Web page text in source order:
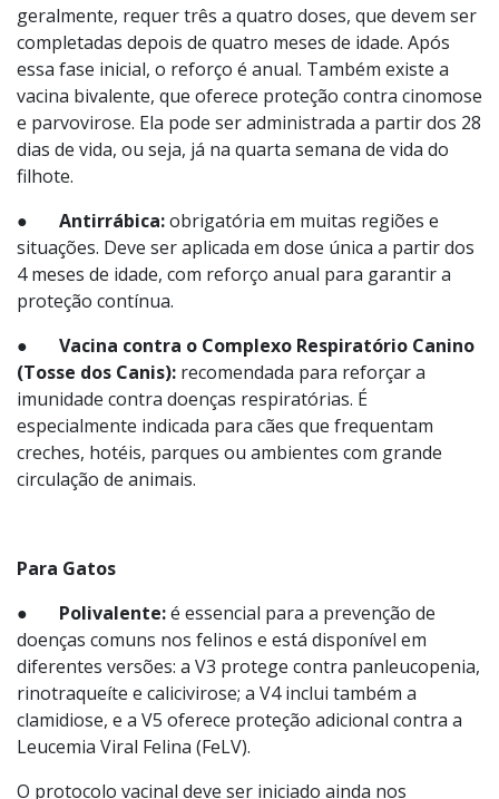
●Polivalente:conhecida popularmente como V8 ou
V10, protege contra diversas doenças, incluindo
cinomose, parvovirose, leptospirose, entre outras. Ela
pode ser aplicada a partir dos 42 dias de vida e,
geralmente, requer três a quatro doses, que devem ser
completadas depois de quatro meses de idade. Após
essa fase inicial, o reforço é anual. Também existe a
e parvovirose. Ela pode ser administrada a partir dos 28
dias de vida, ou seja, já na quarta semana de vida do
filhote.
situações. Deve ser aplicada em dose única a partir dos
4 meses de idade, com reforço anual para garantir a
proteção contínua.
●Vacina contra o Complexo Respiratório Canino
(Tosse dos Canis):recomendada para reforçar a
creches, hotéis, parques ou ambientes com grande
Para Gatos
●Polivalente: é essencial para a prevenção de
doenças comuns nos felinos e está disponível em